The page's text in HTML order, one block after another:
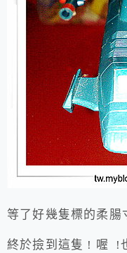
等了好幾隻標的柔腸
終於撿到這隻 ! 喔 !